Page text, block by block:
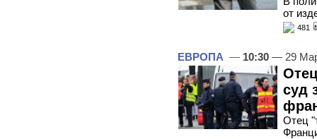
от
481
ЕВРОПА — 10:30 — 29
суд
Отец